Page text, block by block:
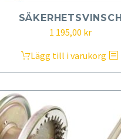
SÄKERHETSVINSCH
1 195,00 kr
Lägg till i varukorg